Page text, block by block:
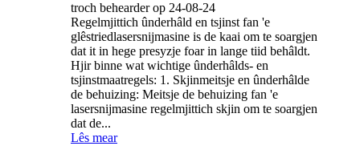
troch behearder op 24-08-24
Regelmjittich ûnderhâld en tsjinst fan 'e
glêstriedlasersnijmasine is de kaai om te soargjen
dat it in hege presyzje foar in lange tiid behâldt.
Hjir binne wat wichtige ûnderhâlds- en
tsjinstmaatregels: 1. Skjinmeitsje en ûnderhâlde
de behuizing: Meitsje de behuizing fan 'e
lasersnijmasine regelmjittich skjin om te soargjen
dat de...
Lês mear